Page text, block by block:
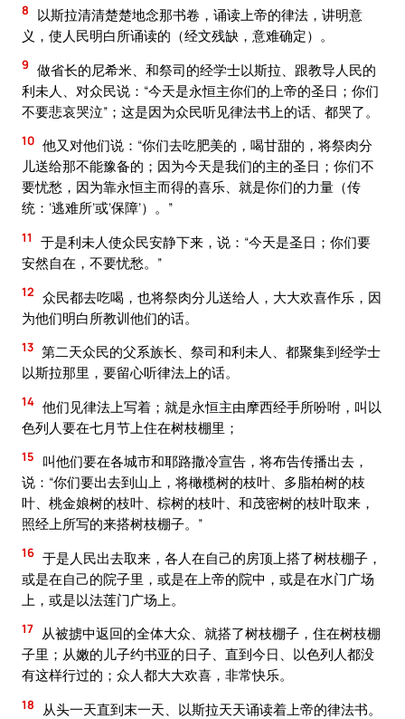
8
以斯拉清清楚楚地念那书卷，诵读上帝的律法，讲明意
义，使人民明白所诵读的（经文残缺，意难确定）。
9 做省长的尼希米、和祭司的经学士以斯拉、跟教导人民的
利未人、对众民说：“今天是永恒主你们的上帝的圣日；你们
不要悲哀哭泣”；这是因为众民听见律法书上的话、都哭了。
10 他又对他们说：“你们去吃肥美的，喝甘甜的，将祭肉分
儿送给那不能豫备的；因为今天是我们的主的圣日；你们不
要忧愁，因为靠永恒主而得的喜乐、就是你们的力量（传
统：‘逃难所’或‘保障’）。”
11
于是利未人使众民安静下来，说：“今天是圣日；你们要
安然自在，不要忧愁。”
12 众民都去吃喝，也将祭肉分儿送给人，大大欢喜作乐，因
为他们明白所教训他们的话。
13 第二天众民的父系族长、祭司和利未人、都聚集到经学士
以斯拉那里，要留心听律法上的话。
14 他们见律法上写着；就是永恒主由摩西经手所吩咐，叫以
色列人要在七月节上住在树枝棚里；
15
叫他们要在各城市和耶路撒冷宣告，将布告传播出去，
说：“你们要出去到山上，将橄榄树的枝叶、多脂柏树的枝
叶、桃金娘树的枝叶、棕树的枝叶、和茂密树的枝叶取来，
照经上所写的来搭树枝棚子。”
16 于是人民出去取来，各人在自己的房顶上搭了树枝棚子，
或是在自己的院子里，或是在上帝的院中，或是在水门广场
上，或是以法莲门广场上。
17 从被掳中返回的全体大众、就搭了树枝棚子，住在树枝棚
子里；从嫩的儿子约书亚的日子、直到今日、以色列人都没
有这样行过的；众人都大大欢喜，非常快乐。
18
从头一天直到末一天、以斯拉天天诵读着上帝的律法书。